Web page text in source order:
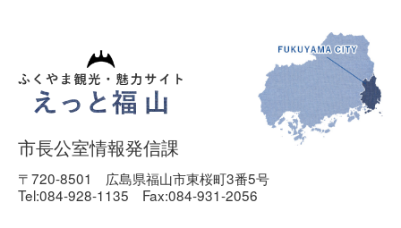
市長公室情報発信課
〒720-8501 広島県福山市東桜町3番5号
Tel:084-928-1135 Fax:084-931-2056